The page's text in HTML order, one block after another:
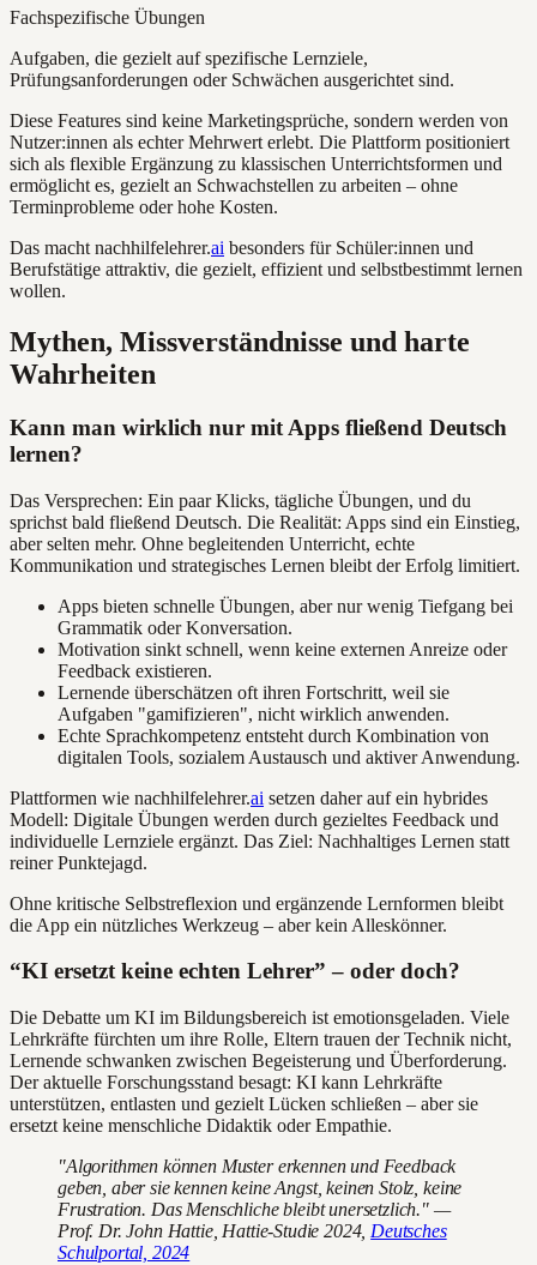
Fachspezifische Übungen
Aufgaben, die gezielt auf spezifische Lernziele,
Prüfungsanforderungen oder Schwächen ausgerichtet sind.
Diese Features sind keine Marketingsprüche, sondern werden von
Nutzer:innen als echter Mehrwert erlebt. Die Plattform positioniert
sich als flexible Ergänzung zu klassischen Unterrichtsformen und
ermöglicht es, gezielt an Schwachstellen zu arbeiten – ohne
Terminprobleme oder hohe Kosten.
Das macht nachhilfelehrer.ai besonders für Schüler:innen und
Berufstätige attraktiv, die gezielt, effizient und selbstbestimmt lernen
wollen.
Mythen, Missverständnisse und harte
Wahrheiten
Kann man wirklich nur mit Apps fließend Deutsch
lernen?
Das Versprechen: Ein paar Klicks, tägliche Übungen, und du
sprichst bald fließend Deutsch. Die Realität: Apps sind ein Einstieg,
aber selten mehr. Ohne begleitenden Unterricht, echte
Kommunikation und strategisches Lernen bleibt der Erfolg limitiert.
Apps bieten schnelle Übungen, aber nur wenig Tiefgang bei
Grammatik oder Konversation.
Motivation sinkt schnell, wenn keine externen Anreize oder
Feedback existieren.
Lernende überschätzen oft ihren Fortschritt, weil sie
Aufgaben "gamifizieren", nicht wirklich anwenden.
Echte Sprachkompetenz entsteht durch Kombination von
digitalen Tools, sozialem Austausch und aktiver Anwendung.
Plattformen wie nachhilfelehrer.ai setzen daher auf ein hybrides
Modell: Digitale Übungen werden durch gezieltes Feedback und
individuelle Lernziele ergänzt. Das Ziel: Nachhaltiges Lernen statt
reiner Punktejagd.
Ohne kritische Selbstreflexion und ergänzende Lernformen bleibt
die App ein nützliches Werkzeug – aber kein Alleskönner.
“KI ersetzt keine echten Lehrer” – oder doch?
Die Debatte um KI im Bildungsbereich ist emotionsgeladen. Viele
Lehrkräfte fürchten um ihre Rolle, Eltern trauen der Technik nicht,
Lernende schwanken zwischen Begeisterung und Überforderung.
Der aktuelle Forschungsstand besagt: KI kann Lehrkräfte
unterstützen, entlasten und gezielt Lücken schließen – aber sie
ersetzt keine menschliche Didaktik oder Empathie.
"Algorithmen können Muster erkennen und Feedback
geben, aber sie kennen keine Angst, keinen Stolz, keine
Frustration. Das Menschliche bleibt unersetzlich." —
Prof. Dr. John Hattie, Hattie-Studie 2024, Deutsches
Schulportal, 2024